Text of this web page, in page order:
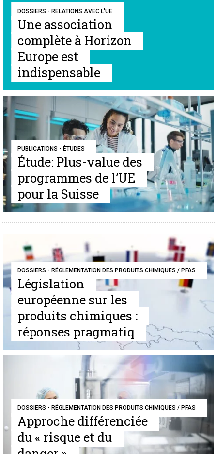
DOSSIERS - RELATIONS AVEC L'UE
Une association
complète à Horizon
Europe est
indispensable
PUBLICATIONS - ÉTUDES
Étude: Plus-value des
programmes de l’UE
pour la Suisse
DOSSIERS - RÉGLEMENTATION DES PRODUITS CHIMIQUES / PFAS
Législation
européenne sur les
produits chimiques :
réponses pragmatiq
DOSSIERS - RÉGLEMENTATION DES PRODUITS CHIMIQUES / PFAS
Approche différenciée
du « risque et du